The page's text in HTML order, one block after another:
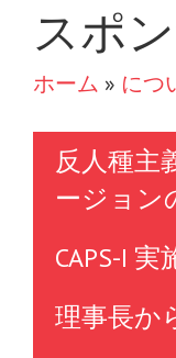
スポ
ホーム » につ
反人種主
ージョン
CAPS-I 実
理事長か